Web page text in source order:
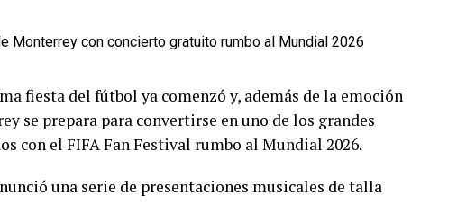
fiesta del fútbol ya comenzó y, además de la emoción
se prepara para convertirse en uno de los grandes
con el FIFA Fan Festival rumbo al Mundial 2026.
una serie de presentaciones musicales de talla